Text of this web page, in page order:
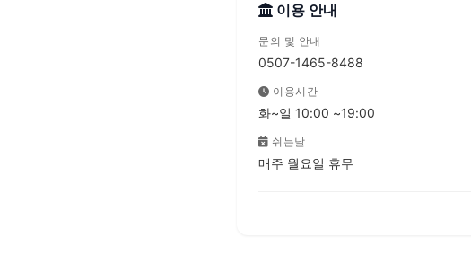
이용 안내
문의 및 안내
0507-1465-8488
이용시간
화~일 10:00 ~19:00
쉬는날
매주 월요일 휴무